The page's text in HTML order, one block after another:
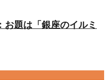
お題は「銀座のイルミ